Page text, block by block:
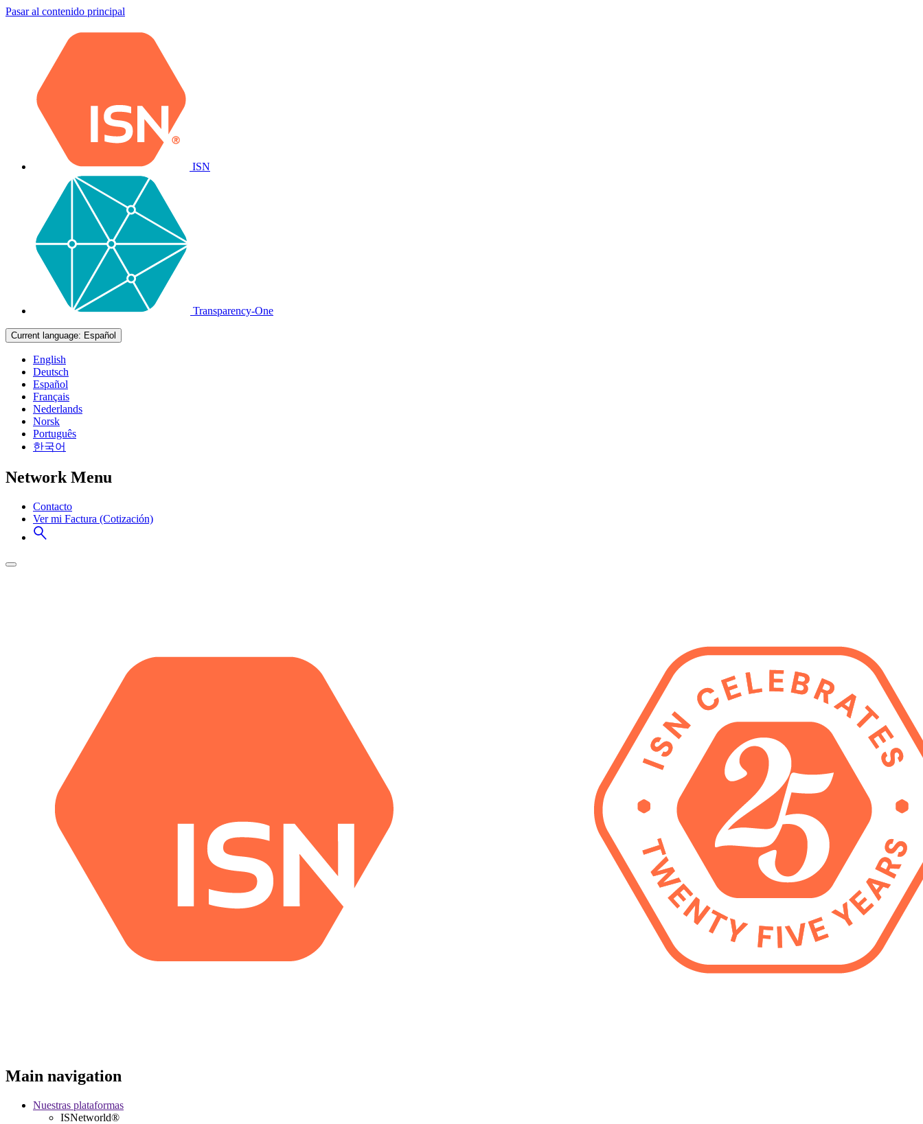
Pasar al contenido principal
ISN
Transparency-One
Current language: Español
English
Deutsch
Español
Français
Nederlands
Norsk
Português
한국어
Network Menu
Contacto
Ver mi Factura (Cotización)
Main navigation
Nuestras plataformas
ISNetworld®